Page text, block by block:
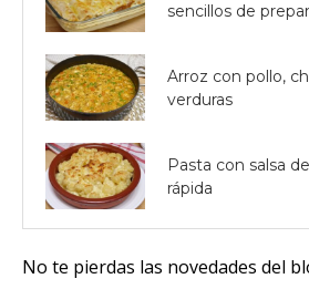
sencillos de
Arroz con pollo,
verduras
Pasta con salsa
rápida
No te pierdas las novedades del